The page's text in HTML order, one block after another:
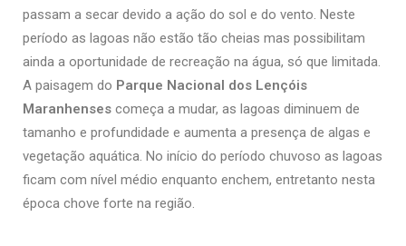
passam a secar devido a ação do sol e do vento. Neste
período as lagoas não estão tão cheias mas possibilitam
ainda a oportunidade de recreação na água, só que limitada.
A paisagem do Parque Nacional dos Lençóis
Maranhenses começa a mudar, as lagoas diminuem de
tamanho e profundidade e aumenta a presença de algas e
vegetação aquática. No início do período chuvoso as lagoas
ficam com nível médio enquanto enchem, entretanto nesta
época chove forte na região.